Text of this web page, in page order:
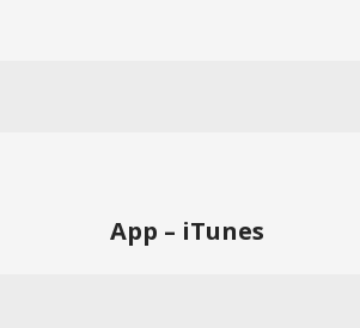
App – iTunes